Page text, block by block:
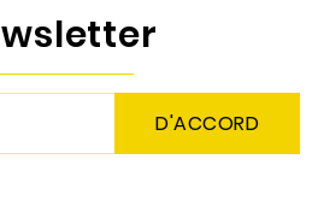
D'ACCORD